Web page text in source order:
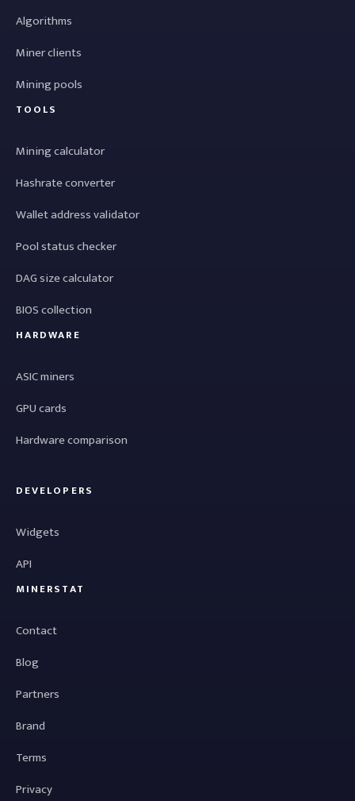
Algorithms
Miner clients
Mining pools
TOOLS
Mining calculator
Hashrate converter
Wallet address validator
Pool status checker
DAG size calculator
BIOS collection
HARDWARE
ASIC miners
GPU cards
Hardware comparison
DEVELOPERS
Widgets
API
MINERSTAT
Contact
Blog
Partners
Brand
Terms
Privacy